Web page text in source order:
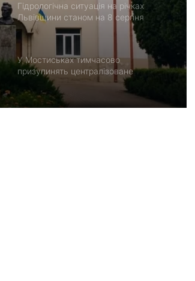
Гідрологічна ситуація на річках
Львівщини станом на 8 серпня
У Мостиськах тимчасово
призупинять централізоване
водопостачання